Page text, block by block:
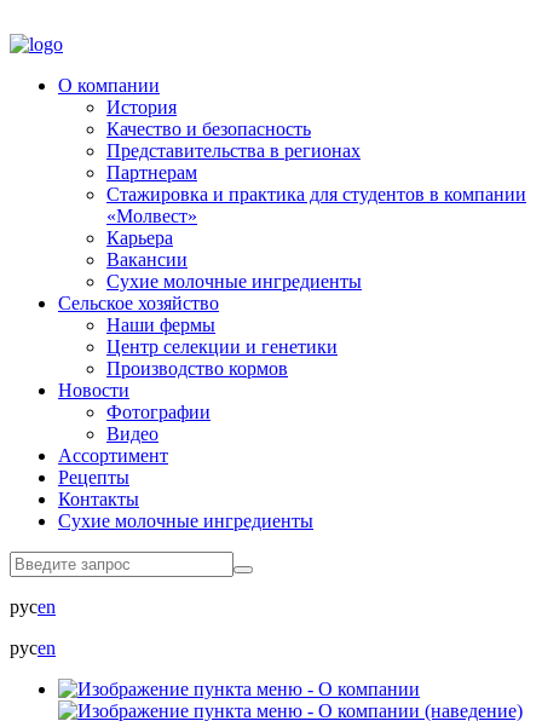
О компании
История
Качество и безопасность
Представительства в регионах
Партнерам
Стажировка и практика для студентов в компании
«Молвест»
Карьера
Вакансии
Сухие молочные ингредиенты
Сельское хозяйство
Наши фермы
Центр селекции и генетики
Производство кормов
Новости
Фотографии
Видео
Ассортимент
Рецепты
Контакты
Сухие молочные ингредиенты
русen
русen